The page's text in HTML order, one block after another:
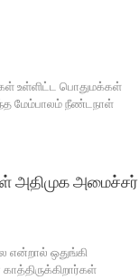
உள்ளிட்ட பொதுமக்கள்
மேம்பாலம் நீண்டநாள்
அதிமுக அமைச்சர்
என்றால் ஒதுங்கி